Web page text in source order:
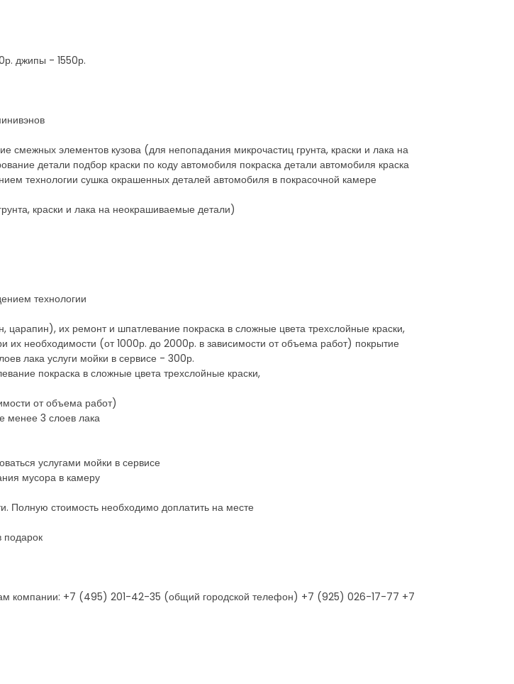
джипы - 1550р.
смежных элементов кузова (для непопадания микрочастиц грунта, краски и лака на
детали подбор краски по коду автомобиля покраска детали автомобиля краска
технологии сушка окрашенных деталей автомобиля в покрасочной камере
краски и лака на неокрашиваемые детали)
технологии
их ремонт и шпатлевание покраска в сложные цвета трехслойные краски,
их необходимости (от 1000р. до 2000р. в зависимости от объема работ) покрытие
лака услуги мойки в сервисе - 300р.
покраска в сложные цвета трехслойные краски,
от объема работ)
менее 3 слоев лака
услугами мойки в сервисе
мусора в камеру
Полную стоимость необходимо доплатить на месте
подарок
компании: +7 (495) 201-42-35 (общий городской телефон) +7 (925) 026-17-77 +7